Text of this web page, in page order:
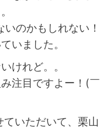
のかもしれない！
いました。
けれど。。
注目ですよー！(￣
いただいて、栗山